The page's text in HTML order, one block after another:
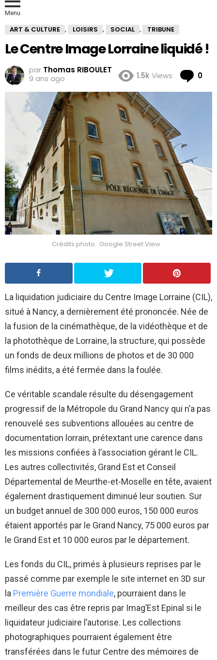
Menu
ART & CULTURE , LOISIRS , SOCIAL , TRIBUNE
Le Centre Image Lorraine liquidé !
par Thomas RIBOULET
9 ans ago
1.5kViews 0
Crédits photo : Google Street View
La liquidation judiciaire du Centre Image Lorraine (CIL),
situé à Nancy, a dernièrement été prononcée. Née de
la fusion de la cinémathèque, de la vidéothèque et de
la photothèque de Lorraine, la structure, qui possède
un fonds de deux millions de photos et de 30 000
films inédits, a été fermée dans la foulée.
Ce véritable scandale résulte du désengagement
progressif de la Métropole du Grand Nancy qui n’a pas
renouvelé ses subventions allouées au centre de
documentation lorrain, prétextant une carence dans
les missions confiées à l’association gérant le CIL.
Les autres collectivités, Grand Est et Conseil
Départemental de Meurthe-et-Moselle en tête, avaient
également drastiquement diminué leur soutien. Sur
un budget annuel de 300 000 euros, 150 000 euros
étaient apportés par le Grand Nancy, 75 000 euros par
le Grand Est et 10 000 euros par le département.
Les fonds du CIL, primés à plusieurs reprises par le
passé comme par exemple le site internet en 3D sur
la Première Guerre mondiale, pourraient dans le
meilleur des cas être repris par Imag’Est Epinal si le
liquidateur judiciaire l’autorise. Les collections
photographiques pourraient également être
transférées dans le futur Centre des mémoires de